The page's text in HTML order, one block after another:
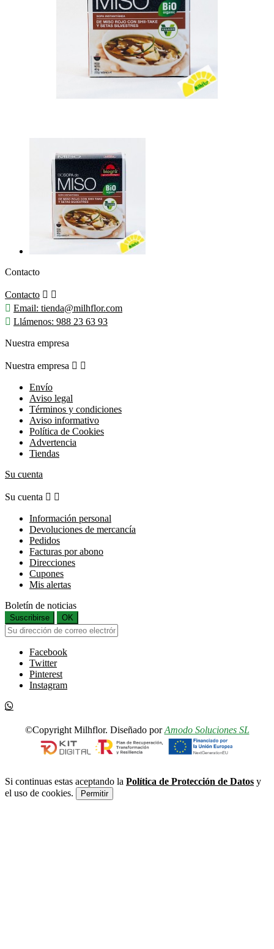
Contacto
Contacto  
 Email: tienda@milhflor.com
 Llámenos: 988 23 63 93
Nuestra empresa
Nuestra empresa  
Envío
Aviso legal
Términos y condiciones
Aviso informativo
Política de Cookies
Advertencia
Tiendas
Su cuenta
Su cuenta  
Información personal
Devoluciones de mercancía
Pedidos
Facturas por abono
Direcciones
Cupones
Mis alertas
Boletín de noticias
Suscribirse OK
Facebook
Twitter
Pinterest
Instagram
©Copyright Milhflor. Diseñado porAmodo Soluciones SL
Si continuas estas aceptando la Política de Protección de Datos y
el uso de cookies.
Permitir